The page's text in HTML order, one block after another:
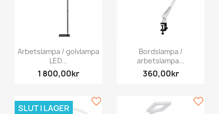
Arbetslampa / golvlampa
LED...
1 800,00kr
Bordslampa /
arbetslampa...
360,00kr
SLUT I LAGER
favorite_border favorite_border